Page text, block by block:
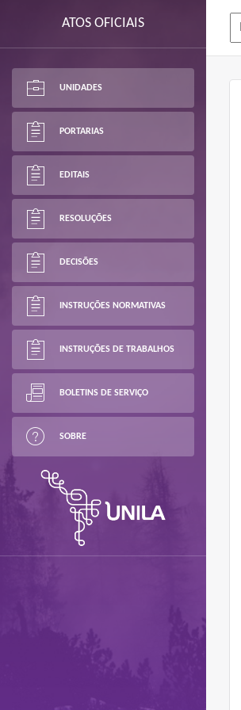
ATOS OFICIAIS
UNIDADES
PORTARIAS
EDITAIS
RESOLUÇÕES
DECISÕES
INSTRUÇÕES NORMATIVAS
INSTRUÇÕES DE TRABALHOS
BOLETINS DE SERVIÇO
SOBRE